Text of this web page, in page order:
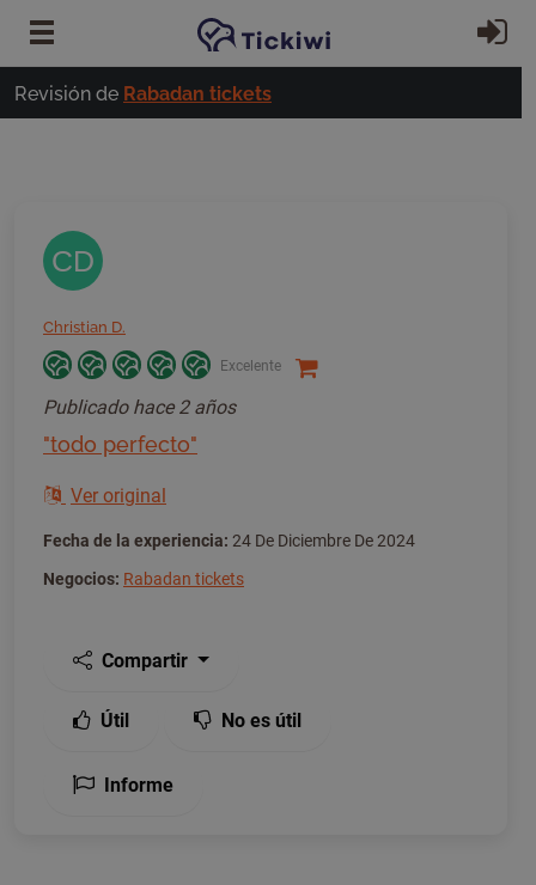
Revisión de Rabadan tickets
CD
Christian D.
Excelente
Publicado hace 2 años
"todo perfecto"
Ver original
Fecha de la experiencia: 24 De Diciembre De 2024
Negocios: Rabadan tickets
Compartir
Útil No es útil
Informe